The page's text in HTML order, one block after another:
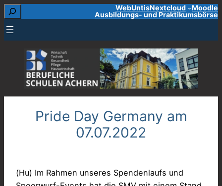
Zum
springen
Suchen WebUntisNextcloud
Moodle
Ausbildungs- und Praktikumsbörse
Pride Day Germany am
07.07.2022
(Hu) Im Rahmen unseres Spendenlaufs und